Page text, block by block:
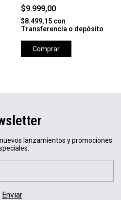
$9.999,00
$8.499,15 con
Transferencia o depósito
Comprar
lanzamientos y promociones